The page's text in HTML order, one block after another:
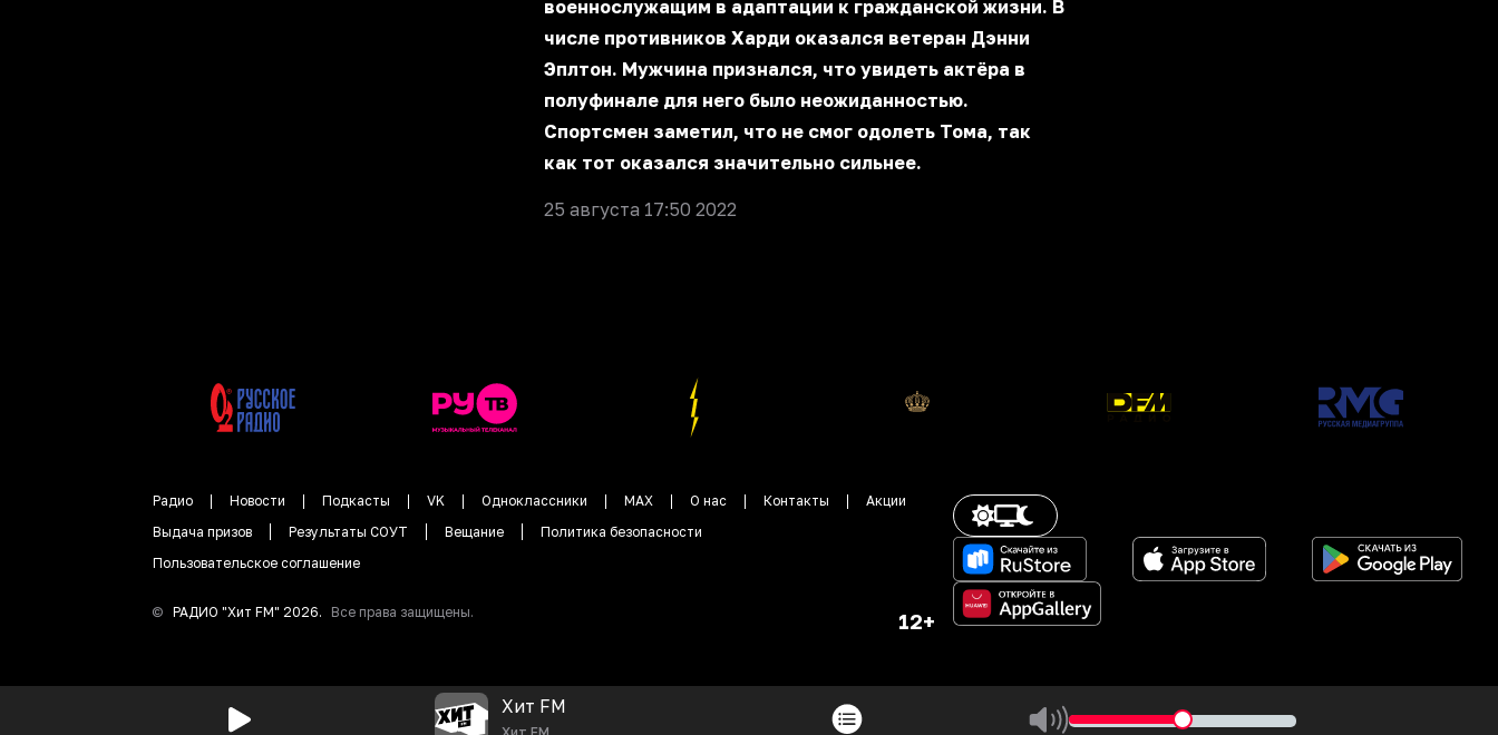
военнослужащим в адаптации к гражданской жизни. В
числе противников Харди оказался ветеран Дэнни
Эплтон. Мужчина признался, что увидеть актёра в
полуфинале для него было неожиданностью.
Спортсмен заметил, что не смог одолеть Тома, так
как тот оказался значительно сильнее.
25 августа 17:50 2022
Радио Новости Подкасты VK Одноклассники MAX О нас Контакты
Акции
Выдача призов
Результаты СОУТ Вещание
Политика безопасности
Пользовательское соглашение
© РАДИО "Хит FM" 2026. Все права защищены. 12+
Хит FM